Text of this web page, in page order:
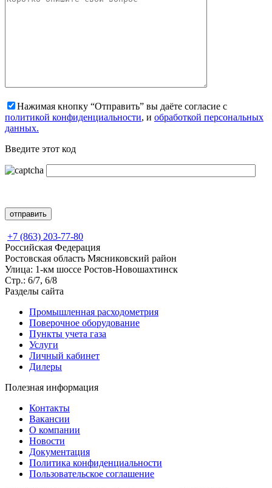
Нажимая кнопку “Отправить” вы даёте согласие с
политикой конфиденциальности, и обработкой персональных
данных.
Введите этот код
+7 (863) 203-77-80
Российская Федерация
Ростовская область Мясниковский район
Улица: 1-км шоссе Ростов-Новошахтинск
Стр.: 6/7, 6/8
Разделы сайта
Промышленная расходометрия
Поверочное оборудование
Пункты учета газа
Услуги
Личный кабинет
Дилеры
Полезная информация
Контакты
Вакансии
О компании
Новости
Документация
Политика конфиденциальности
Пользовательское соглашение